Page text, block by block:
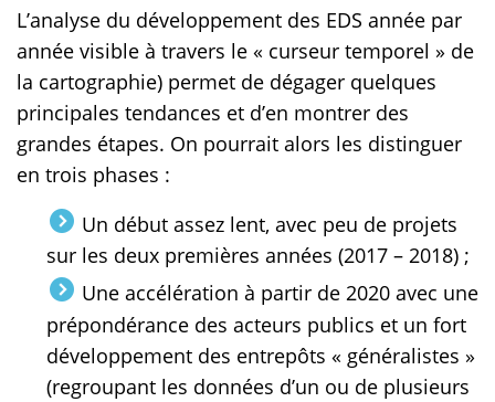
L’analyse du développement des EDS année par
année visible à travers le « curseur temporel » de
la cartographie) permet de dégager quelques
principales tendances et d’en montrer des
grandes étapes. On pourrait alors les distinguer
en trois phases :
Un début assez lent, avec peu de projets
sur les deux premières années (2017 – 2018) ;
Une accélération à partir de 2020 avec une
prépondérance des acteurs publics et un fort
développement des entrepôts « généralistes »
(regroupant les données d’un ou de plusieurs